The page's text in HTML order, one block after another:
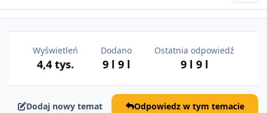
Wyświetleń
4,4 tys.
Dodano
9 l 9 l
Ostatnia odpowiedź
9 l 9 l
Dodaj nowy temat Odpowiedz w tym temacie